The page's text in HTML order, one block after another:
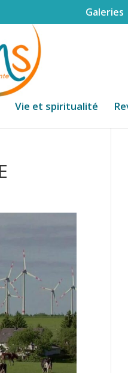
Galeries
Vie et spiritualité